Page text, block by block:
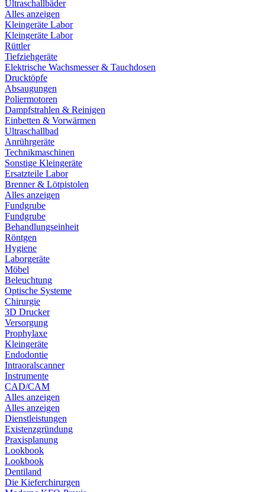
Ultraschallbäder
Alles anzeigen
Kleingeräte Labor
Kleingeräte Labor
Rüttler
Tiefziehgeräte
Elektrische Wachsmesser & Tauchdosen
Drucktöpfe
Absaugungen
Poliermotoren
Dampfstrahlen & Reinigen
Einbetten & Vorwärmen
Ultraschallbad
Anrührgeräte
Technikmaschinen
Sonstige Kleingeräte
Ersatzteile Labor
Brenner & Lötpistolen
Alles anzeigen
Fundgrube
Fundgrube
Behandlungseinheit
Röntgen
Hygiene
Laborgeräte
Möbel
Beleuchtung
Optische Systeme
Chirurgie
3D Drucker
Versorgung
Prophylaxe
Kleingeräte
Endodontie
Intraoralscanner
Instrumente
CAD/CAM
Alles anzeigen
Alles anzeigen
Dienstleistungen
Existenzgründung
Praxisplanung
Lookbook
Lookbook
Dentiland
Die Kieferchirurgen